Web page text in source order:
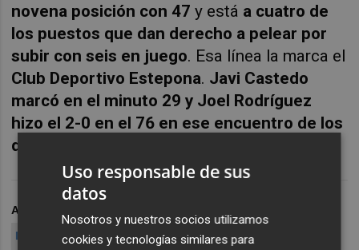
novena posición con 47 y está a cuatro de
los puestos que dan derecho a pelear por
subir con seis en juego. Esa línea la marca el
Club Deportivo Estepona. Javi Castedo
marcó en el minuto 29 y Joel Rodríguez
hizo el 2-0 en el 76 en ese encuentro de los
de Fran Alcoy.
ARCHIVADO EN
LA UNIÓN ATLÉTICO
UCAM MURCIA CF
AGUILAS FC
Uso responsable de sus
datos
Nosotros y nuestros socios utilizamos
cookies y tecnologías similares para